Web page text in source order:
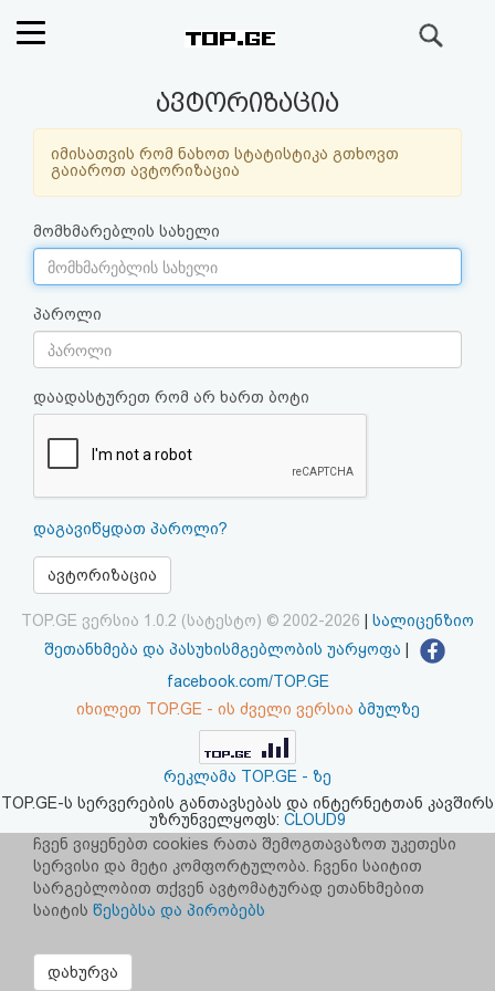
ფოსტა
კითხვა-
პასუხი
ავტორიზაცია
რეგისტრაცია
პაროლის
HTML
კოდი
შეთანხმება
პასუხისმგებლობის
უარყოფა
ავტორიზაცია
იმისათვის რომ ნახოთ სტატისტიკა გთხოვთ
გაიაროთ ავტორიზაცია
მომხმარებლის სახელი
პაროლი
დაადასტურეთ რომ არ ხართ ბოტი
დაგავიწყდათ პაროლი?
ავტორიზაცია
TOP.GE ვერსია 1.0.2 (სატესტო) © 2002-2026
სალიცენზიო
შეთანხმება და პასუხისმგებლობის უარყოფა
facebook.com/TOP.GE
იხილეთ TOP.GE - ის ძველი ვერსია ბმულზე
რეკლამა TOP.GE - ზე
TOP.GE-ს სერვერების განთავსებას და ინტერნეტთან კავშირს
უზრუნველყოფს: CLOUD9
ჩვენ ვიყენებთ cookies რათა შემოგთავაზოთ უკეთესი
სერვისი და მეტი კომფორტულობა. ჩვენი საიტით
სარგებლობით თქვენ ავტომატურად ეთანხმებით
საიტის წესებსა და პირობებს
დახურვა